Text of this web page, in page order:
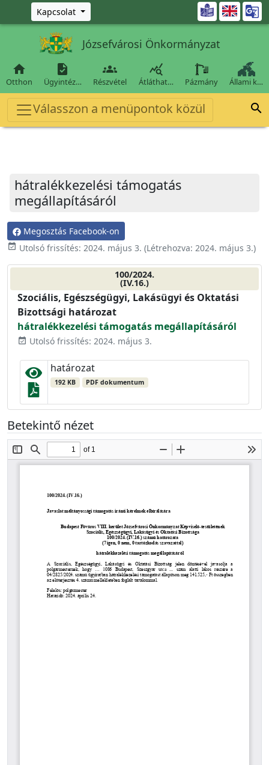
Ugrás a fő tartalomra
Kapcsolat 
Józsefvárosi Önkormányzat

Otthon

Ügyintéz…

Részvétel

Átláthat… Pázmány Állami k…
Válasszon a menüpontok közül 
hátralékkezelési támogatás
megállapításáról
Megosztás Facebook-on
event_available Utolsó frissítés: 2024. május 3. (Létrehozva: 2024. május 3.)
100/2024.
(IV.16.)
Szociális, Egészségügyi, Lakásügyi és Oktatási
Bizottsági határozat
hátralékkezelési támogatás megállapításáról
event_available Utolsó frissítés: 2024. május 3.
határozat
192 KB PDF dokumentum
Betekintő nézet